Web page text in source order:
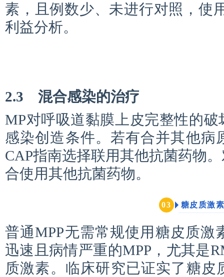
素，且例数少、未进行对照，使
利益分析。
2.3 混合感染的治疗
MP对呼吸道黏膜上皮完整性的
感染创造条件。若有合并其他病
CAP指南选择联用其他抗菌药物
合使用其他抗菌药物。
03 糖皮质激
普通MPP无需常规使用糖皮质激
迅速且病情严重的MPP，尤其是
质激素。临床研究已证实了糖皮